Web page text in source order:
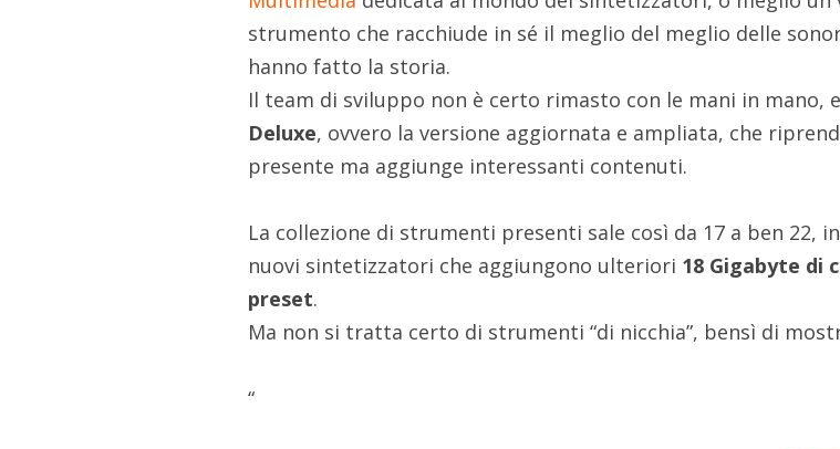
strumento che racchiude in sé il meglio del meglio delle
hanno fatto la storia.
Il team di sviluppo non è certo rimasto con le mani in mano,
Deluxe, ovvero la versione aggiornata e ampliata, che
presente ma aggiunge interessanti contenuti.
La collezione di strumenti presenti sale così da 17 a ben 22,
nuovi sintetizzatori che aggiungono ulteriori 18 Gigabyte di
preset.
Ma non si tratta certo di strumenti “di nicchia”, bensì di
“